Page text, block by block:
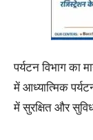
पर्यटन विभाग का
में आध्यात्मिक
में सुरक्षित और